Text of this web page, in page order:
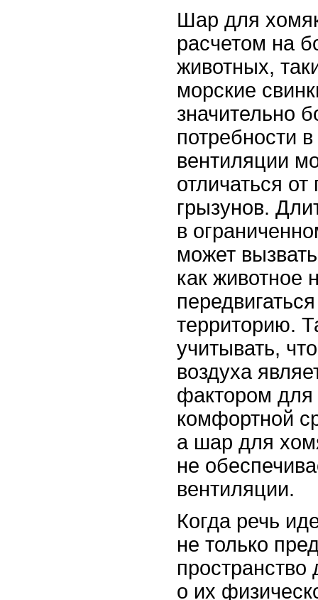
Шар для
расчетом на
животных,
морские
значительно
потребности
вентиляции
отличаться
грызунов.
в
может
как животное
территорию.
учитывать,
воздуха
фактором
комфортной
а шар для
не
вентиляции.
Когда речь
не только
пространство
о их